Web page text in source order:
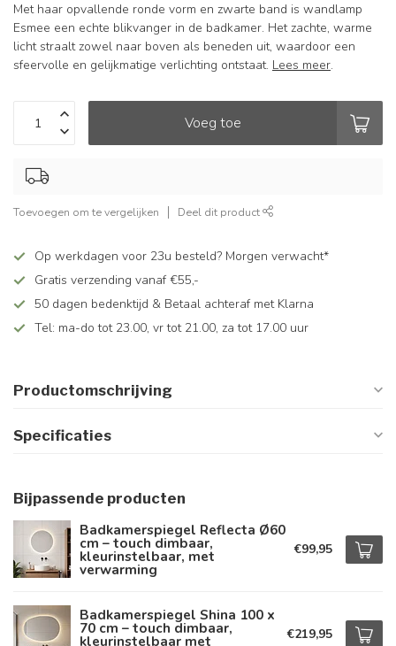
Met haar opvallende ronde vorm en zwarte band is wandlamp
Esmee een echte blikvanger in de badkamer. Het zachte, warme
licht straalt zowel naar boven als beneden uit, waardoor een
sfeervolle en gelijkmatige verlichting ontstaat. Lees meer.
Voeg toe
Toevoegen om te vergelijken Deel dit product
Op werkdagen voor 23u besteld? Morgen verwacht*
Gratis verzending vanaf €55,-
50 dagen bedenktijd & Betaal achteraf met Klarna
Tel: ma-do tot 23.00, vr tot 21.00, za tot 17.00 uur
Productomschrijving
Specificaties
Bijpassende producten
Badkamerspiegel Reflecta Ø60
cm – touch dimbaar,
kleurinstelbaar, met
verwarming
€99,95
Badkamerspiegel Shina 100 x
70 cm – touch dimbaar,
kleurinstelbaar met €219,95